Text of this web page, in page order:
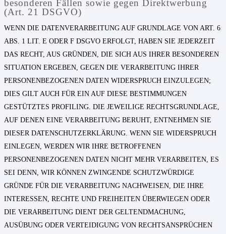
besonderen Fällen sowie gegen Direktwerbung
(Art. 21 DSGVO)
WENN DIE DATENVERARBEITUNG AUF GRUNDLAGE VON ART. 6
ABS. 1 LIT. E ODER F DSGVO ERFOLGT, HABEN SIE JEDERZEIT
DAS RECHT, AUS GRÜNDEN, DIE SICH AUS IHRER BESONDEREN
SITUATION ERGEBEN, GEGEN DIE VERARBEITUNG IHRER
PERSONENBEZOGENEN DATEN WIDERSPRUCH EINZULEGEN;
DIES GILT AUCH FÜR EIN AUF DIESE BESTIMMUNGEN
GESTÜTZTES PROFILING. DIE JEWEILIGE RECHTSGRUNDLAGE,
AUF DENEN EINE VERARBEITUNG BERUHT, ENTNEHMEN SIE
DIESER DATENSCHUTZERKLÄRUNG. WENN SIE WIDERSPRUCH
EINLEGEN, WERDEN WIR IHRE BETROFFENEN
PERSONENBEZOGENEN DATEN NICHT MEHR VERARBEITEN, ES
SEI DENN, WIR KÖNNEN ZWINGENDE SCHUTZWÜRDIGE
GRÜNDE FÜR DIE VERARBEITUNG NACHWEISEN, DIE IHRE
INTERESSEN, RECHTE UND FREIHEITEN ÜBERWIEGEN ODER
DIE VERARBEITUNG DIENT DER GELTENDMACHUNG,
AUSÜBUNG ODER VERTEIDIGUNG VON RECHTSANSPRÜCHEN